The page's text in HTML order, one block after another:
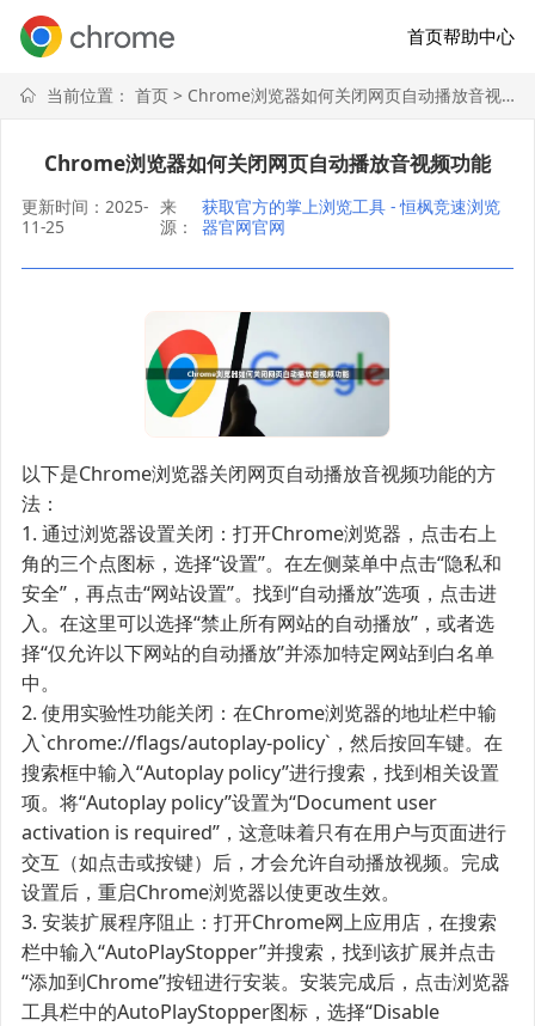
首页帮助中心
当前位置： 首页> Chrome浏览器如何关闭网页自动播放音视频功能
Chrome浏览器如何关闭网页自动播放音视频功能
更新时间：2025-
11-25
来
源：
获取官方的掌上浏览工具 - 恒枫竞速浏览
器官网官网
以下是Chrome浏览器关闭网页自动播放音视频功能的方
法：
1. 通过浏览器设置关闭：打开Chrome浏览器，点击右上
角的三个点图标，选择“设置”。在左侧菜单中点击“隐私和
安全”，再点击“网站设置”。找到“自动播放”选项，点击进
入。在这里可以选择“禁止所有网站的自动播放”，或者选
择“仅允许以下网站的自动播放”并添加特定网站到白名单
中。
2. 使用实验性功能关闭：在Chrome浏览器的地址栏中输
入`chrome://flags/autoplay-policy`，然后按回车键。在
搜索框中输入“Autoplay policy”进行搜索，找到相关设置
项。将“Autoplay policy”设置为“Document user
activation is required”，这意味着只有在用户与页面进行
交互（如点击或按键）后，才会允许自动播放视频。完成
设置后，重启Chrome浏览器以使更改生效。
3. 安装扩展程序阻止：打开Chrome网上应用店，在搜索
栏中输入“AutoPlayStopper”并搜索，找到该扩展并点击
“添加到Chrome”按钮进行安装。安装完成后，点击浏览器
工具栏中的AutoPlayStopper图标，选择“Disable